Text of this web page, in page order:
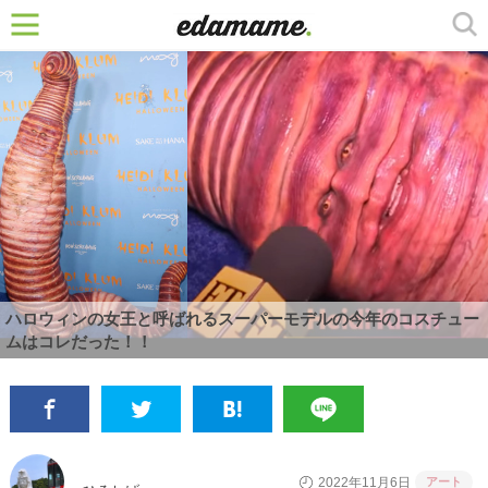
ハロウィンの女王と呼ばれるスーパーモデルの今年のコスチュー
ムはコレだった！！
2022年11月6日 アート